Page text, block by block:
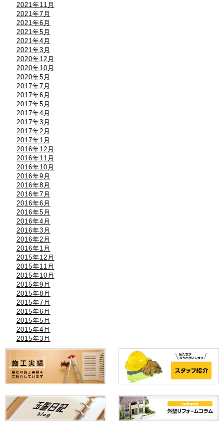
2021年11月
2021年7月
2021年6月
2021年5月
2021年4月
2021年3月
2020年12月
2020年10月
2020年5月
2017年7月
2017年6月
2017年5月
2017年4月
2017年3月
2017年2月
2017年1月
2016年12月
2016年11月
2016年10月
2016年9月
2016年8月
2016年7月
2016年6月
2016年5月
2016年4月
2016年3月
2016年2月
2016年1月
2015年12月
2015年11月
2015年10月
2015年9月
2015年8月
2015年7月
2015年6月
2015年5月
2015年4月
2015年3月